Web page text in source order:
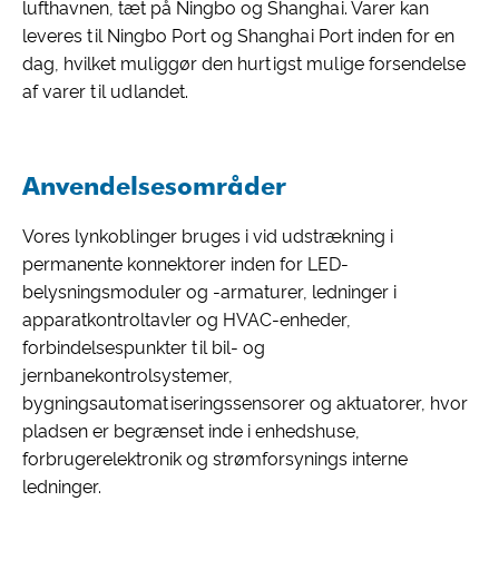
lufthavnen, tæt på Ningbo og Shanghai. Varer kan
leveres til Ningbo Port og Shanghai Port inden for en
dag, hvilket muliggør den hurtigst mulige forsendelse
af varer til udlandet.
Anvendelsesområder
Vores lynkoblinger bruges i vid udstrækning i
permanente konnektorer inden for LED-
belysningsmoduler og -armaturer, ledninger i
apparatkontroltavler og HVAC-enheder,
forbindelsespunkter til bil- og
jernbanekontrolsystemer,
bygningsautomatiseringssensorer og aktuatorer, hvor
pladsen er begrænset inde i enhedshuse,
forbrugerelektronik og strømforsynings interne
ledninger.